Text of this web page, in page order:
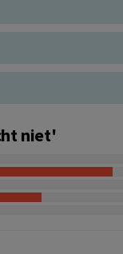
niet'